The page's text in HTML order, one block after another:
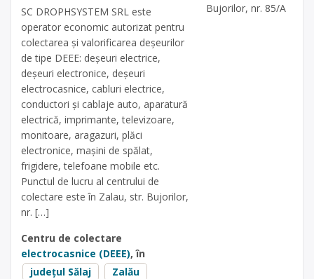
SC DROPHSYSTEM SRL este
operator economic autorizat pentru
colectarea și valorificarea deșeurilor
de tipe DEEE: deșeuri electrice,
deșeuri electronice, deșeuri
electrocasnice, cabluri electrice,
conductori și cablaje auto, aparatură
electrică, imprimante, televizoare,
monitoare, aragazuri, plăci
electronice, mașini de spălat,
frigidere, telefoane mobile etc.
Punctul de lucru al centrului de
colectare este în Zalau, str. Bujorilor,
nr. […]
Centru de colectare
electrocasnice (DEEE), în
județul Sălaj
Zalău
Bujorilor, nr. 85/A